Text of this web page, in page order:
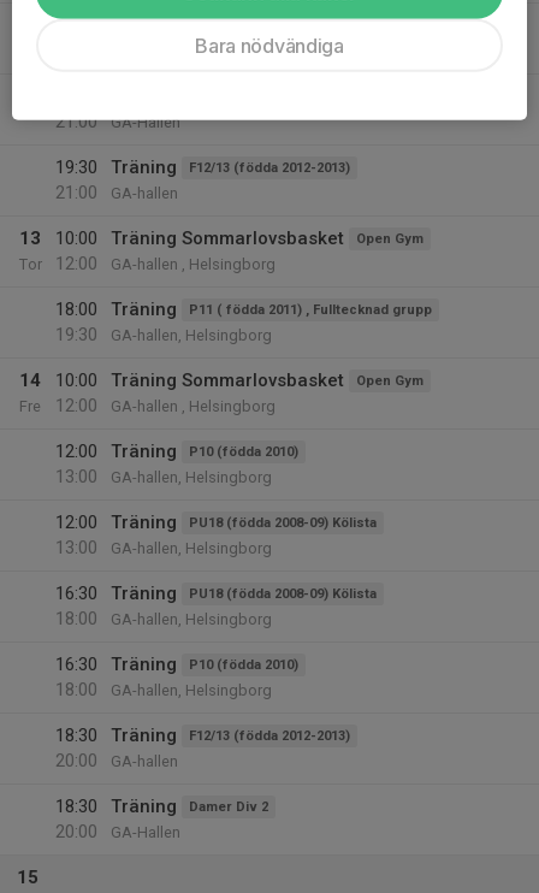
18:00
Träning
GA-hallen, Helsingborg
21:00
GA-Hallen
19:30
21:00
Träning F12/13 (födda 2012-2013)
GA-hallen
13
Tor
10:00
12:00
Träning Sommarlovsbasket Open Gym
GA-hallen , Helsingborg
18:00
19:30
Träning P11 ( födda 2011) , Fulltecknad grupp
GA-hallen, Helsingborg
14
Fre
10:00
12:00
Träning Sommarlovsbasket Open Gym
GA-hallen , Helsingborg
12:00
13:00
Träning P10 (födda 2010)
GA-hallen, Helsingborg
12:00
13:00
Träning PU18 (födda 2008-09) Kölista
GA-hallen, Helsingborg
16:30
18:00
Träning PU18 (födda 2008-09) Kölista
GA-hallen, Helsingborg
16:30
18:00
Träning P10 (födda 2010)
GA-hallen, Helsingborg
18:30
20:00
Träning F12/13 (födda 2012-2013)
GA-hallen
18:30
20:00
Träning Damer Div 2
GA-Hallen
15
Bara nödvändiga